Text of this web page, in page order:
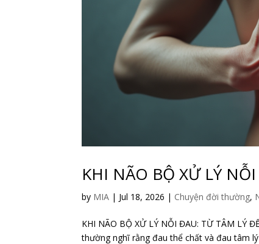
KHI NÃO BỘ XỬ LÝ
by MIA | Jul 18, 2026 | Chuyện đời thường,
KHI NÃO BỘ XỬ LÝ NỖI ĐAU: TỪ TÂM LÝ
thường nghĩ rằng đau thể chất và đau tâm